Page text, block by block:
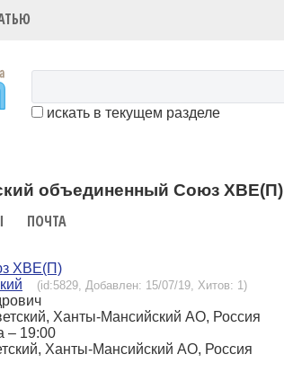
искать в текущем разделе
объединенный Союз ХВЕ(П)
ПОЧТА
ХВЕ(П)
(id:5829, Добавлен: 15/07/19, Хитов: 1)
Ханты-Мансийский АО, Россия
– 19:00
Ханты-Мансийский АО, Россия